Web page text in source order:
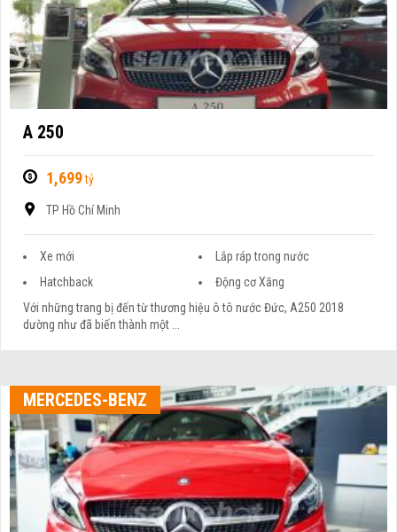
A 250
1,699tỷ
TP Hồ Chí Minh
Xe mới
Lắp ráp trong nước
Hatchback
Động cơ Xăng
Với những trang bị đến từ thương hiệu ô tô nước Đức, A250 2018
dường như đã biến thành một ...
MERCEDES-BENZ